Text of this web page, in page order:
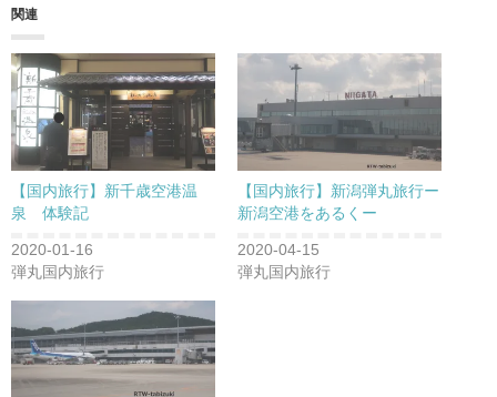
関連
【国内旅行】新千歳空港温
泉 体験記
2020-01-16
弾丸国内旅行
【国内旅行】新潟弾丸旅行ー
新潟空港をあるくー
2020-04-15
弾丸国内旅行